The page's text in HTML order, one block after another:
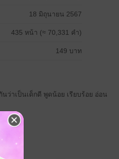
18 มิถุนายน 2567
435 หน้า (≈ 70,331 คำ)
149 บาท
ว่าเป็นเด็กดี พูดน้อย เรียบร้อย อ่อน